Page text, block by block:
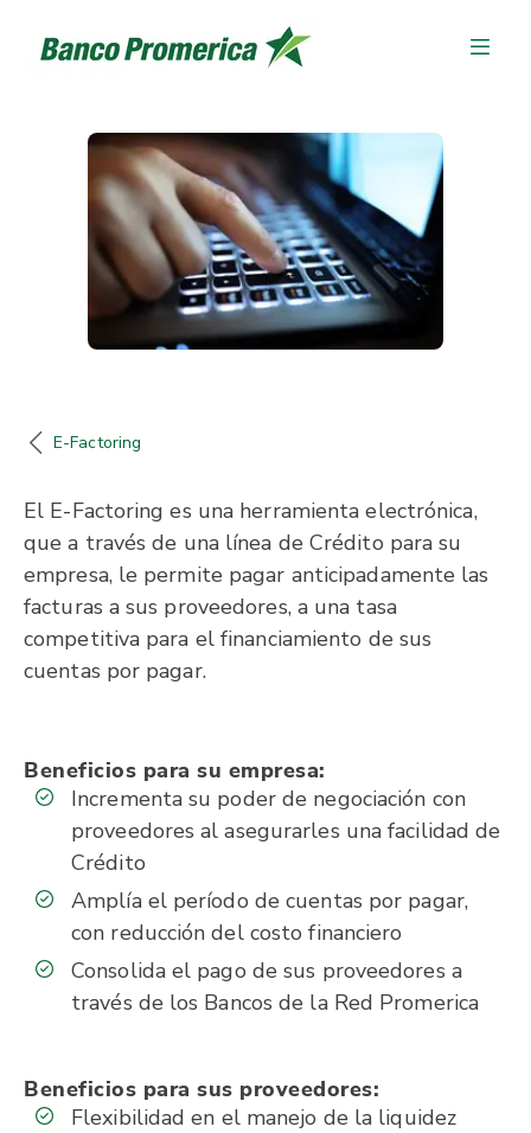
El E-Factoring es una herramienta electrónica,
que a través de una línea de Crédito para su
empresa, le permite pagar anticipadamente las
facturas a sus proveedores, a una tasa
competitiva para el financiamiento de sus
cuentas por pagar.
Beneficios para su empresa:
Incrementa su poder de negociación con
proveedores al asegurarles una facilidad de
Crédito
Amplía el período de cuentas por pagar,
con reducción del costo financiero
Consolida el pago de sus proveedores a
través de los Bancos de la Red Promerica
Beneficios para sus proveedores:
Flexibilidad en el manejo de la liquidez
E-Factoring